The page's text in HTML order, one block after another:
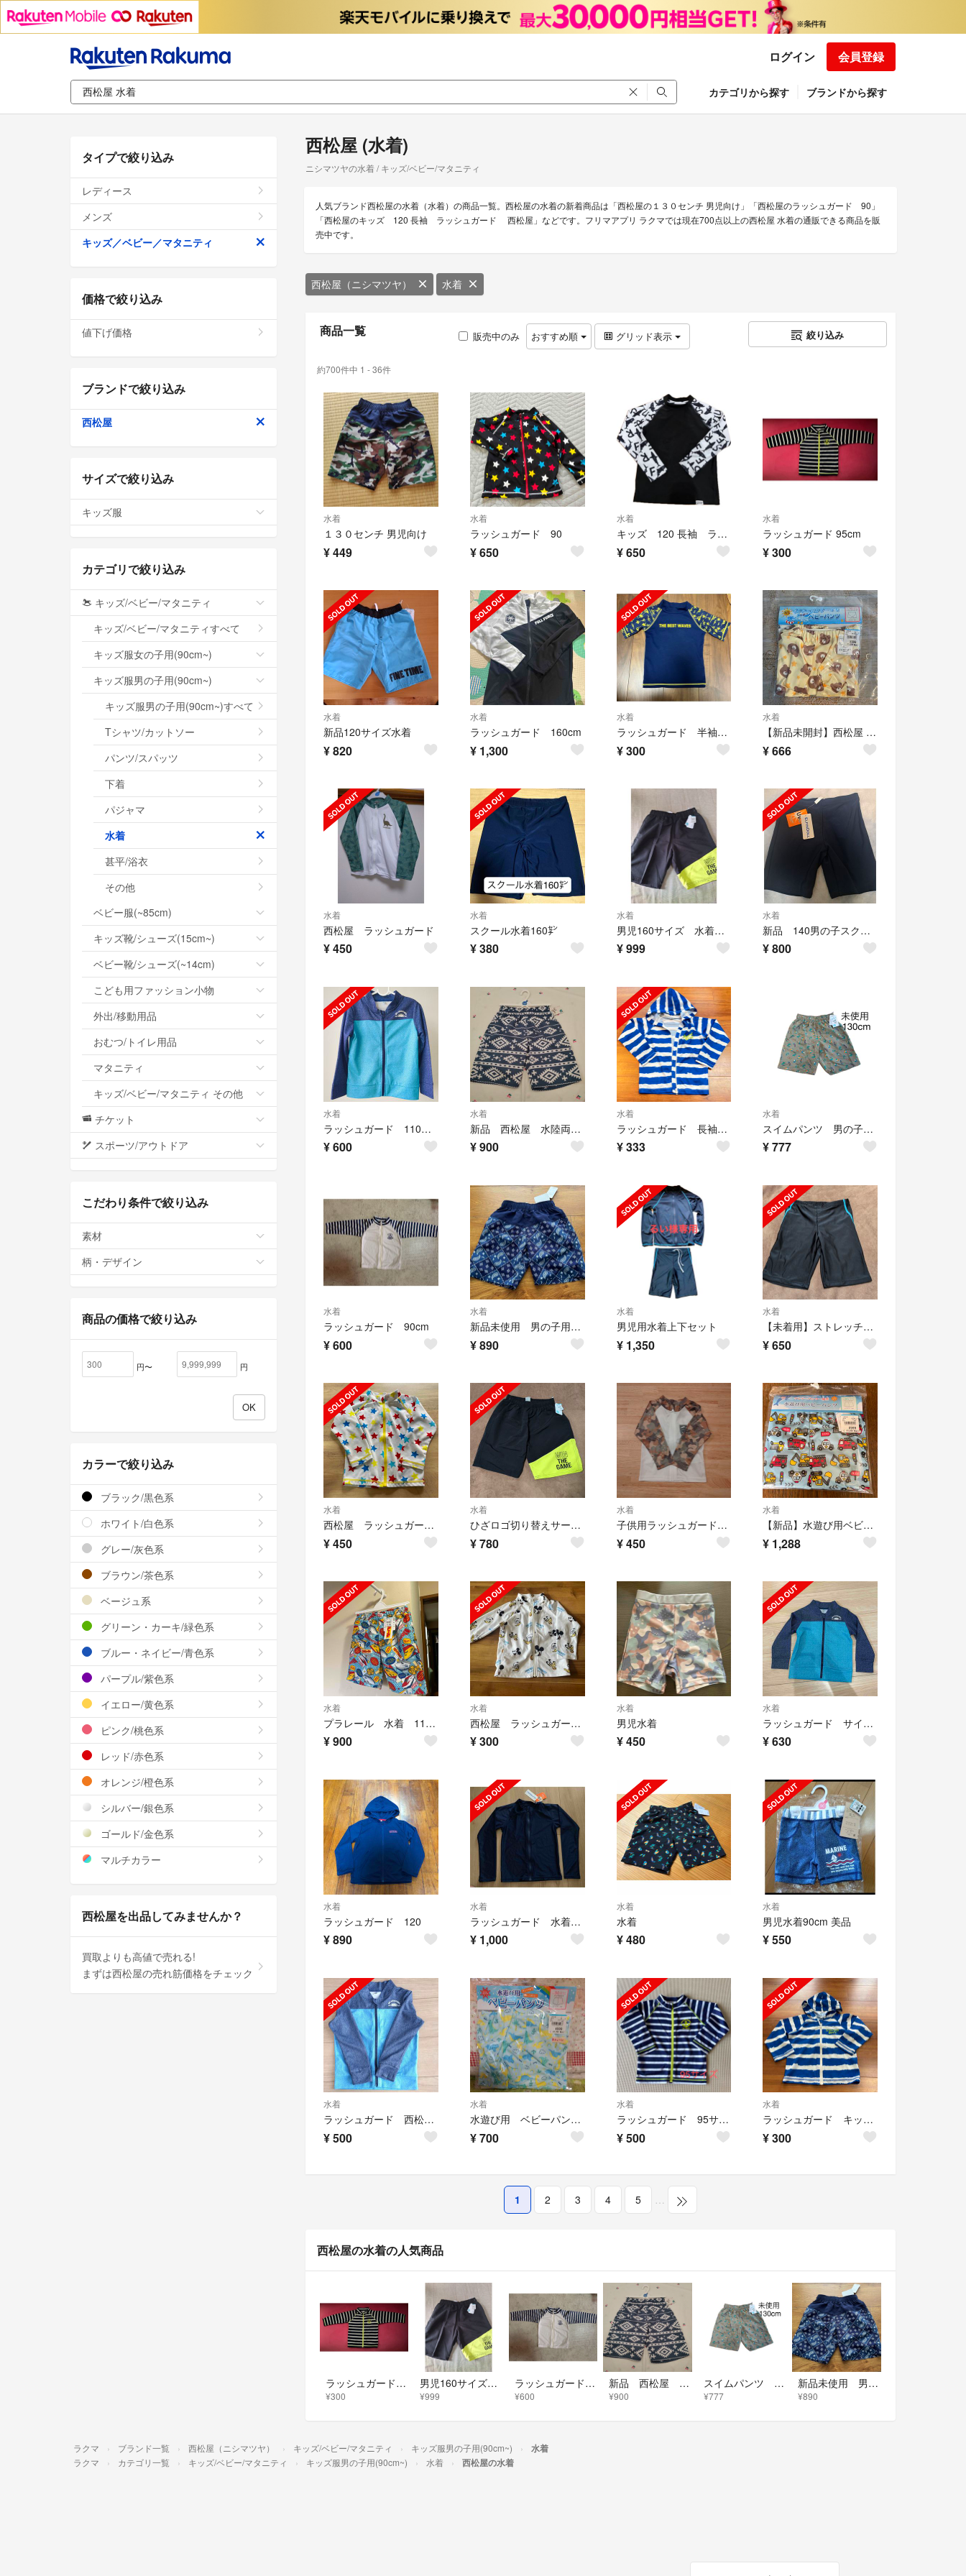
ログイン 会員登録
カテゴリから探す ブランドから探す
西松屋 (水着)
ニシマツヤの水着 / キッズ/ベビー/マタニティ
人気ブランド西松屋の水着（水着）の商品一覧。西松屋の水着の新着商品は「西松屋の１３０センチ 男児向け」「西松屋のラッシュガード 90」
「西松屋のキッズ 120 長袖 ラッシュガード 西松屋」などです。フリマアプリ ラクマでは現在700点以上の西松屋 水着の通販できる商品を販
売中です。
西松屋（ニシマツヤ） 水着
商品一覧 販売中のみ おすすめ順 グリッド表示 絞り込み
約700件中 1 - 36件
水着
１３０センチ 男児向け
¥449
水着
ラッシュガード 90
¥650
水着
キッズ 120 長袖 ラッシュガード 西松屋
¥650
水着
ラッシュガード 95cm
¥300
水着
新品120サイズ水着
¥820
水着
ラッシュガード 160cm
¥ 1,300
水着
ラッシュガード 半袖 110(小さめ) 100
¥300
水着
【新品未開封】西松屋 プール 水遊び インナーパンツ一体型 ベビーパンツ 90
¥666
水着
西松屋 ラッシュガード
¥450
水着
スクール水着160㌢
¥380
水着
男児160サイズ 水着 未使用
¥999
水着
新品 140男の子スクール水着
¥800
水着
ラッシュガード 110センチ
¥600
水着
新品 西松屋 水陸両用 パンツ 水着 青
¥900
水着
ラッシュガード 長袖 110cm
¥333
水着
スイムパンツ 男の子 130cm
¥777
水着
ラッシュガード 90cm
¥600
水着
新品未使用 男の子用水着 130cm 西松屋
¥890
水着
男児用水着上下セット
¥ 1,350
水着
【未着用】ストレッチ学童ミドル丈腰ラインスイムパンツ size150 西松屋
¥650
水着
西松屋 ラッシュガード 95 キッズ 星
¥450
水着
ひざロゴ切り替えサーフパンツ(160, ブラック)西松屋
¥780
水着
子供用ラッシュガード（90cm）
¥450
水着
【新品】水遊び用ベビーパンツインナーパンツ、一体型95センチトランクスタイプ
¥ 1,288
水着
プラレール 水着 110㎝ 新品
¥900
水着
西松屋 ラッシュガード 90
¥300
水着
男児水着
¥450
水着
ラッシュガード サイズ100
¥630
水着
ラッシュガード 120
¥890
水着
ラッシュガード 水着 男女 キッズ 子供 ネイビー プール 海 川 水遊び
¥ 1,000
水着
水着
¥480
水着
男児水着90cm 美品
¥550
水着
ラッシュガード 西松屋 長袖 110cm
¥500
水着
水遊び用 ベビーパンツ 水着
¥700
水着
ラッシュガード 95サイズ
¥500
水着
ラッシュガード キッズ 上 長袖 100cm
¥300
1 2 3 4 5 …
西松屋の水着の人気商品
ラッシュガード 95cm
¥300
男児160サイズ 水着 未使用
¥999
ラッシュガード 90cm
¥600
新品 西松屋 水陸両用 パンツ 水着 青
¥900
スイムパンツ 男の子 130cm
¥777
新品未使用 男の子用水着 130cm 西松屋
¥890
タイプで絞り込み
レディース
メンズ
キッズ／ベビー／マタニティ
価格で絞り込み
値下げ価格
ブランドで絞り込み
西松屋
サイズで絞り込み
キッズ服
カテゴリで絞り込み
キッズ/ベビー/マタニティ
キッズ/ベビー/マタニティすべて
キッズ服女の子用(90cm~)
キッズ服男の子用(90cm~)
キッズ服男の子用(90cm~)すべて
Tシャツ/カットソー
パンツ/スパッツ
下着
パジャマ
水着
甚平/浴衣
その他
ベビー服(~85cm)
キッズ靴/シューズ(15cm~)
ベビー靴/シューズ(~14cm)
こども用ファッション小物
外出/移動用品
おむつ/トイレ用品
マタニティ
キッズ/ベビー/マタニティ その他
チケット
スポーツ/アウトドア
こだわり条件で絞り込み
素材
柄・デザイン
商品の価格で絞り込み
円〜 円
カラーで絞り込み
ブラック/黒色系
ホワイト/白色系
グレー/灰色系
ブラウン/茶色系
ベージュ系
グリーン・カーキ/緑色系
ブルー・ネイビー/青色系
パープル/紫色系
イエロー/黄色系
ピンク/桃色系
レッド/赤色系
オレンジ/橙色系
シルバー/銀色系
ゴールド/金色系
マルチカラー
西松屋を出品してみませんか？
買取よりも高値で売れる!
まずは西松屋の売れ筋価格をチェック
ラクマ ブランド一覧 西松屋（ニシマツヤ） キッズ/ベビー/マタニティ キッズ服男の子用(90cm~) 水着
ラクマ カテゴリ一覧 キッズ/ベビー/マタニティ キッズ服男の子用(90cm~) 水着 西松屋の水着